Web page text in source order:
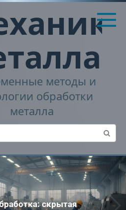
методы и
обработки
металла
скрытая